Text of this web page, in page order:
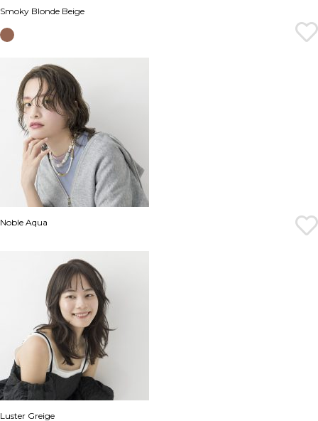
Smoky Blonde Beige
Noble Aqua
Luster Greige